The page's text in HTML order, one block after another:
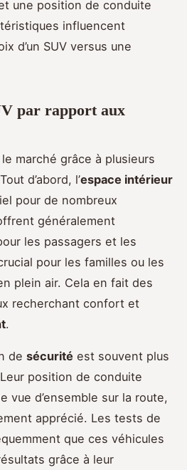
une position de conduite
influencent
d’un SUV versus une
par rapport aux
marché grâce à plusieurs
d’abord, l’espace intérieur
pour de nombreux
généralement
les passagers et les
pour les familles ou les
plein air. Cela en fait des
recherchant confort et
.
de sécurité est souvent plus
position de conduite
vue d’ensemble sur la route,
apprécié. Les tests de
que ces véhicules
grâce à leur